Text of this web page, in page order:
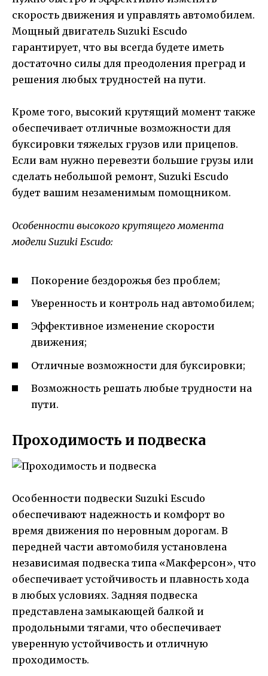
скорость движения и управлять автомобилем.
Мощный двигатель Suzuki Escudo
гарантирует, что вы всегда будете иметь
достаточно силы для преодоления преград и
решения любых трудностей на пути.
Кроме того, высокий крутящий момент также
обеспечивает отличные возможности для
буксировки тяжелых грузов или прицепов.
Если вам нужно перевезти большие грузы или
сделать небольшой ремонт, Suzuki Escudo
будет вашим незаменимым помощником.
Особенности высокого крутящего момента
модели Suzuki Escudo:
Покорение бездорожья без проблем;
Уверенность и контроль над автомобилем;
Эффективное изменение скорости
движения;
Отличные возможности для буксировки;
Возможность решать любые трудности на
пути.
Проходимость и подвеска
Особенности подвески Suzuki Escudo
обеспечивают надежность и комфорт во
время движения по неровным дорогам. В
передней части автомобиля установлена
независимая подвеска типа «Макферсон», что
обеспечивает устойчивость и плавность хода
в любых условиях. Задняя подвеска
представлена замыкающей балкой и
продольными тягами, что обеспечивает
уверенную устойчивость и отличную
проходимость.